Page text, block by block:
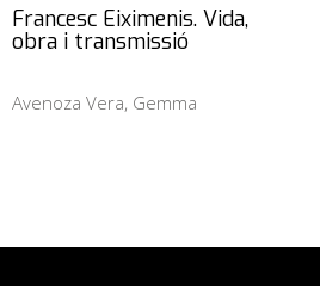
Francesc Eiximenis. Vida,
obra i transmissió
Avenoza Vera, Gemma